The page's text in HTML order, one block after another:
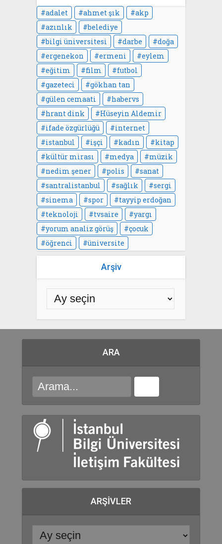
adalet ahmet şık
akp
azınlık
belediye
bilgi üniversitesi
darbe
doğa
ergenekon
ermeni
eylem
eğitim
film
futbol
gazeteci
gökhan tan
gülen cemaati
habervs
hrant dink
Hüseyin Aldemir
ifade özgürlüğü
internet
istanbul
işçi kadın
kitap
kültür mirası
medya
müzik
nedim şener
polis
sanat
santralistanbul
sağlık
sergi
sinema
spor
tayyip erdoğan
teknoloji
tvsaire
yargı
yorum analiz görüş
çocuk
öğrenci
üniversite
Arşiv
ARA
ARŞIVLER